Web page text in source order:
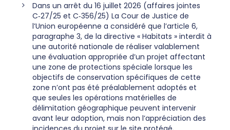
Dans un arrêt du 16 juillet 2026 (affaires jointes
C‑27/25 et C‑356/25) La Cour de Justice de
l’Union européenne a considéré que l’article 6,
paragraphe 3, de la directive « Habitats » interdit à
une autorité nationale de réaliser valablement
une évaluation appropriée d’un projet affectant
une zone de protections spéciale lorsque les
objectifs de conservation spécifiques de cette
zone n’ont pas été préalablement adoptés et
que seules les opérations matérielles de
délimitation géographique peuvent intervenir
avant leur adoption, mais non l’appréciation des